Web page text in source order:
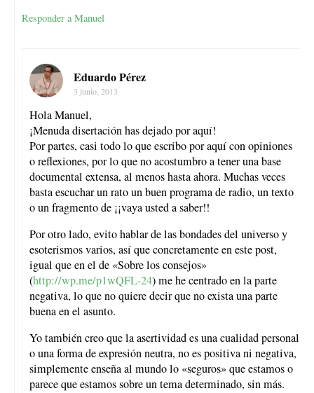
Responder a Manuel
Eduardo Pérez
3 junio, 2013
Hola Manuel,
¡Menuda disertación has dejado por aquí!
Por partes, casi todo lo que escribo por aquí con opiniones
o reflexiones, por lo que no acostumbro a tener una base
documental extensa, al menos hasta ahora. Muchas veces
basta escuchar un rato un buen programa de radio, un texto
o un fragmento de ¡¡vaya usted a saber!!
Por otro lado, evito hablar de las bondades del universo y
esoterismos varios, así que concretamente en este post,
igual que en el de «Sobre los consejos»
(http://wp.me/p1wQFL-24) me he centrado en la parte
negativa, lo que no quiere decir que no exista una parte
buena en el asunto.
Yo también creo que la asertividad es una cualidad personal
o una forma de expresión neutra, no es positiva ni negativa,
simplemente enseña al mundo lo «seguros» que estamos o
parece que estamos sobre un tema determinado, sin más.